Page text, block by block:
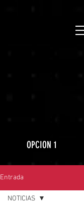
OPCION 1
Entrada
NOTICIAS